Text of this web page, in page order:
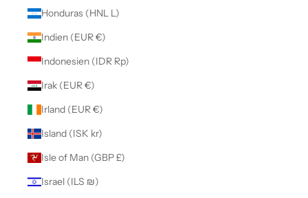
Honduras (HNL L)
Indien (EUR €)
Indonesien (IDR Rp)
Irak (EUR €)
Irland (EUR €)
Island (ISK kr)
Isle of Man (GBP £)
Israel (ILS ₪)